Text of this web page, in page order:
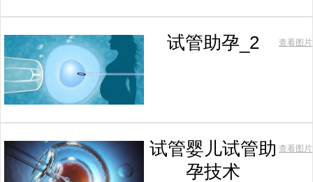
试管助孕_2 查看图片
试管婴儿试管助
孕技术
查看图片